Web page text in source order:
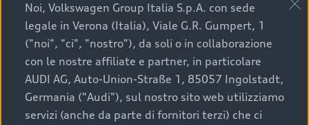
A breve verrai ricontattato dal Customer Care
Audi Center o direttamente dal Concessionario
che ti supporterà per finalizzare la tua richiesta.
Noi, Volkswagen Group Italia S.p.A. con sede
legale in Verona (Italia), Viale G.R. Gumpert, 1
("noi", "ci", "nostro"), da soli o in collaborazione
con le nostre affiliate e partner, in particolare
AUDI AG, Auto-Union-Straße 1, 85057 Ingolstadt,
Germania ("Audi"), sul nostro sito web utilizziamo
servizi (anche da parte di fornitori terzi) che ci